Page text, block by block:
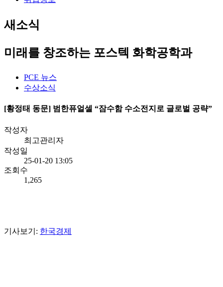
새소식
미래를 창조하는 포스텍 화학공학과
PCE 뉴스
수상소식
[황정태 동문] 범한퓨얼셀 “잠수함 수소전지로 글로벌 공략”
작성자
최고관리자
작성일
25-01-20 13:05
조회수
1,265
기사보기: 한국경제